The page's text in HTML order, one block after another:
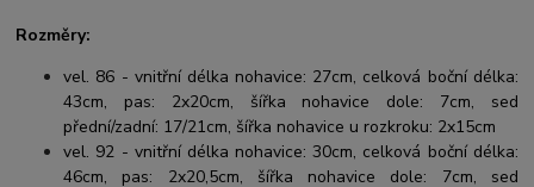
Rozměry:
vel. 86 - vnitřní délka nohavice: 27cm, celková boční délka:
43cm, pas: 2x20cm, šířka nohavice dole: 7cm, sed
přední/zadní: 17/21cm, šířka nohavice u rozkroku: 2x15cm
vel. 92 - vnitřní délka nohavice: 30cm, celková boční délka:
46cm, pas: 2x20,5cm, šířka nohavice dole: 7cm, sed